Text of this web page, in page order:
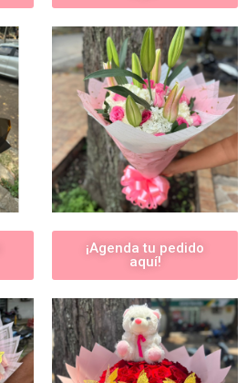
¡Agenda tu pedido
aquí!